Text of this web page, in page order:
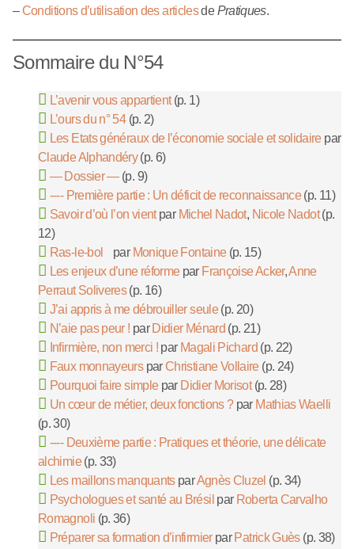
–Conditions d’utilisation des articlesdePratiques.
Sommaire du N°54
L’avenir vous appartient(p. 1)
L’ours du n° 54(p. 2)
Les Etats généraux de l’économie sociale et solidaire par
Claude Alphandéry(p. 6)
— Dossier —(p. 9)
---- Première partie : Un déficit de reconnaissance(p. 11)
Savoir d’où l’on vient par Michel Nadot, Nicole Nadot(p.
12)
Ras-le-bol
par Monique Fontaine(p. 15)
Les enjeux d’une réforme par Françoise Acker,Anne
Perraut Soliveres(p. 16)
J’ai appris à me débrouiller seule(p. 20)
N’aie pas peur ! par Didier Ménard (p. 21)
Infirmière, non merci ! par Magali Pichard (p. 22)
Faux monnayeurs parChristiane Vollaire(p. 24)
Pourquoi faire simple par Didier Morisot(p. 28)
Un cœur de métier, deux fonctions ? par Mathias Waelli
(p. 30)
---- Deuxième partie : Pratiques et théorie, une délicate
alchimie(p. 33)
Les maillons manquants parAgnès Cluzel (p. 34)
Psychologues et santé au Brésil par Roberta Carvalho
Romagnoli (p. 36)
Préparer sa formation d’infirmier par Patrick Guès(p. 38)